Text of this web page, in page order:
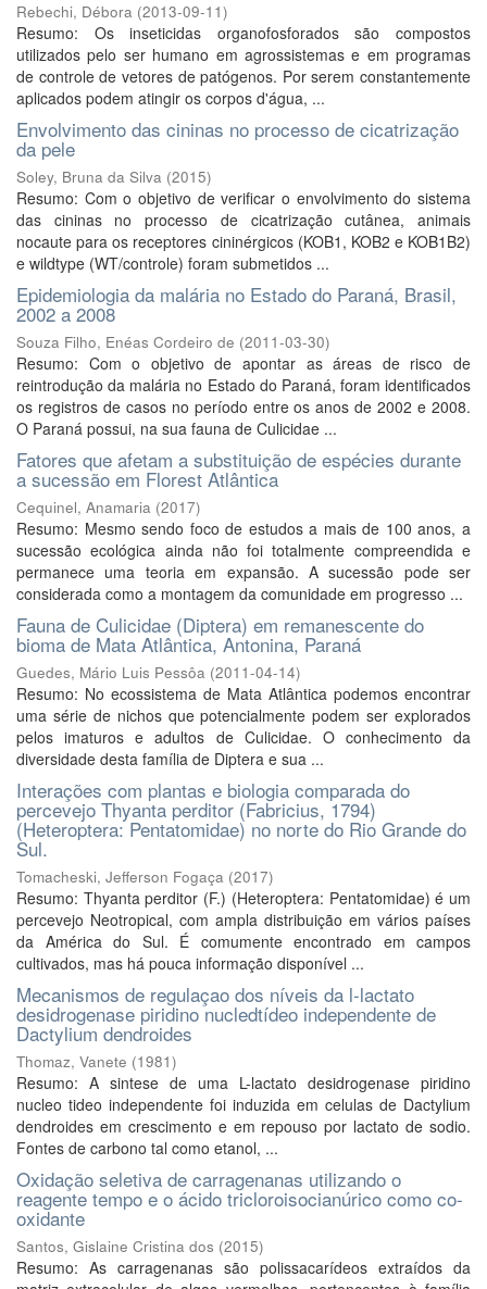
Rebechi, Débora (2013-09-11)
Resumo: Os inseticidas organofosforados são compostos
utilizados pelo ser humano em agrossistemas e em programas
de controle de vetores de patógenos. Por serem constantemente
aplicados podem atingir os corpos d'água, ...
Envolvimento das cininas no processo de cicatrização
da pele
Soley, Bruna da Silva (2015)
Resumo: Com o objetivo de verificar o envolvimento do sistema
das cininas no processo de cicatrização cutânea, animais
nocaute para os receptores cininérgicos (KOB1, KOB2 e KOB1B2)
e wildtype (WT/controle) foram submetidos ...
Epidemiologia da malária no Estado do Paraná, Brasil,
2002 a 2008
Souza Filho, Enéas Cordeiro de (2011-03-30)
Resumo: Com o objetivo de apontar as áreas de risco de
reintrodução da malária no Estado do Paraná, foram identificados
os registros de casos no período entre os anos de 2002 e 2008.
O Paraná possui, na sua fauna de Culicidae ...
Fatores que afetam a substituição de espécies durante
a sucessão em Florest Atlântica
Cequinel, Anamaria (2017)
Resumo: Mesmo sendo foco de estudos a mais de 100 anos, a
sucessão ecológica ainda não foi totalmente compreendida e
permanece uma teoria em expansão. A sucessão pode ser
considerada como a montagem da comunidade em progresso ...
Fauna de Culicidae (Diptera) em remanescente do
bioma de Mata Atlântica, Antonina, Paraná
Guedes, Mário Luis Pessôa (2011-04-14)
Resumo: No ecossistema de Mata Atlântica podemos encontrar
uma série de nichos que potencialmente podem ser explorados
pelos imaturos e adultos de Culicidae. O conhecimento da
diversidade desta família de Diptera e sua ...
Interações com plantas e biologia comparada do
percevejo Thyanta perditor (Fabricius, 1794)
(Heteroptera: Pentatomidae) no norte do Rio Grande do
Sul.
Tomacheski, Jefferson Fogaça (2017)
Resumo: Thyanta perditor (F.) (Heteroptera: Pentatomidae) é um
percevejo Neotropical, com ampla distribuição em vários países
da América do Sul. É comumente encontrado em campos
cultivados, mas há pouca informação disponível ...
Mecanismos de regulaçao dos níveis da l-lactato
desidrogenase piridino nucledtídeo independente de
Dactylium dendroides
Thomaz, Vanete (1981)
Resumo: A sintese de uma L-lactato desidrogenase piridino
nucleo tideo independente foi induzida em celulas de Dactylium
dendroides em crescimento e em repouso por lactato de sodio.
Fontes de carbono tal como etanol, ...
Oxidação seletiva de carragenanas utilizando o
reagente tempo e o ácido tricloroisocianúrico como co-
oxidante
Santos, Gislaine Cristina dos (2015)
Resumo: As carragenanas são polissacarídeos extraídos da